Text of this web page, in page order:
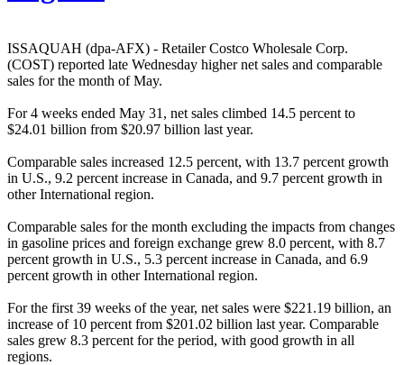
ISSAQUAH (dpa-AFX) - Retailer Costco Wholesale Corp.
(COST) reported late Wednesday higher net sales and comparable
sales for the month of May.
For 4 weeks ended May 31, net sales climbed 14.5 percent to
$24.01 billion from $20.97 billion last year.
Comparable sales increased 12.5 percent, with 13.7 percent growth
in U.S., 9.2 percent increase in Canada, and 9.7 percent growth in
other International region.
Comparable sales for the month excluding the impacts from changes
in gasoline prices and foreign exchange grew 8.0 percent, with 8.7
percent growth in U.S., 5.3 percent increase in Canada, and 6.9
percent growth in other International region.
For the first 39 weeks of the year, net sales were $221.19 billion, an
increase of 10 percent from $201.02 billion last year. Comparable
sales grew 8.3 percent for the period, with good growth in all
regions.